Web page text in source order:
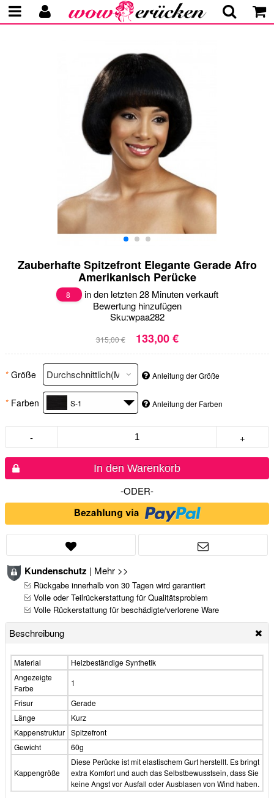
Zauberhafte Spitzefront Elegante Gerade Afro
Amerikanisch Perücke
8
in den letzten 28 Minuten verkauft
Bewertung hinzufügen
Sku:wpaa282
315,00 € 133,00 €
* Größe Anleitung der Größe
* Farben S-1 Anleitung der Farben
- +
In den Warenkorb
-ODER-
Kundenschutz | Mehr >>
Rückgabe innerhalb von 30 Tagen wird garantiert
Volle oder Teilrückerstattung für Qualitätsproblem
Volle Rückerstattung für beschädigte/verlorene Ware
Beschreibung
Material
Heizbeständige Synthetik
Angezeigte
Farbe
1
Frisur
Gerade
Länge
Kurz
Kappenstruktur Spitzefront
Gewicht
60g
Kappengröße
Diese Perücke ist mit elastischem Gurt herstellt. Es bringt
extra Komfort und auch das Selbstbewusstsein, dass Sie
keine Angst vor Ausfall oder Ausblasen von Wind haben.